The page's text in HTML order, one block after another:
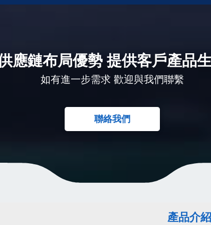
應鏈布局優勢 提供客戶產品
如有進一步需求 歡迎與我們聯繫
聯絡我們
產品介紹